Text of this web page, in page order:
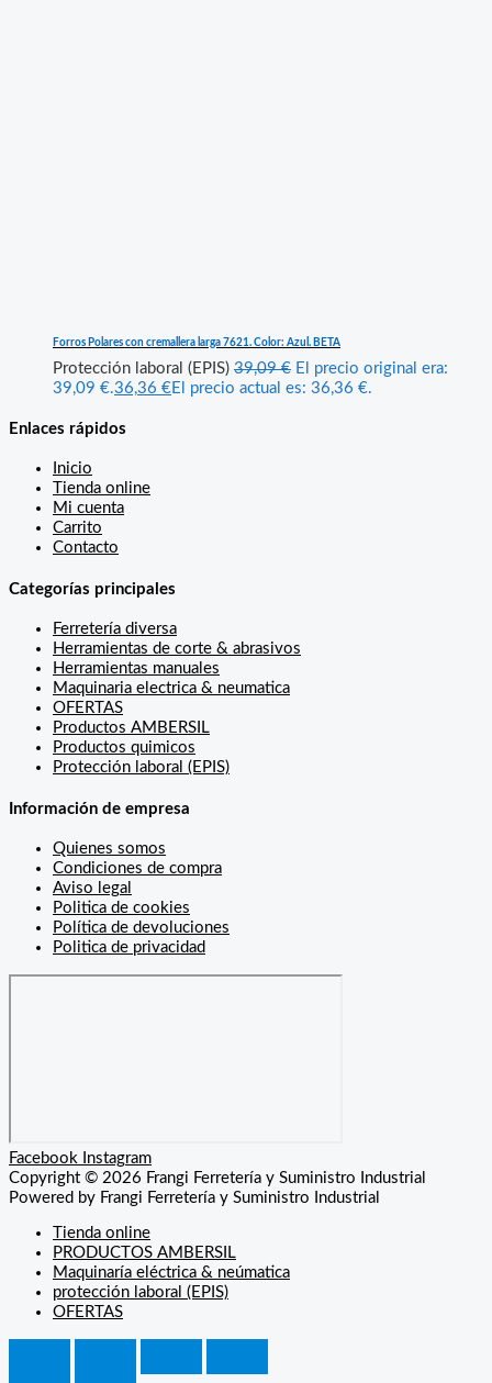
Forros Polares con cremallera larga 7621. Color: Azul. BETA
Protección laboral (EPIS) 39,09€ El precio original era:
39,09 €.36,36 €El precio actual es: 36,36 €.
Enlaces rápidos
Inicio
Tienda online
Mi cuenta
Carrito
Contacto
Categorías principales
Ferretería diversa
Herramientas de corte & abrasivos
Herramientas manuales
Maquinaria electrica & neumatica
OFERTAS
Productos AMBERSIL
Productos quimicos
Protección laboral (EPIS)
Información de empresa
Quienes somos
Condiciones de compra
Aviso legal
Politica de cookies
Política de devoluciones
Politica de privacidad
Facebook
Instagram
Copyright © 2026 Frangi Ferretería y Suministro Industrial
Powered by Frangi Ferretería y Suministro Industrial
Tienda online
PRODUCTOS AMBERSIL
Maquinaría eléctrica & neúmatica
protección laboral (EPIS)
OFERTAS